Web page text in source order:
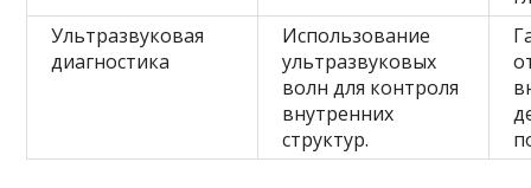
Ультразвуковая
диагностика
Использование
ультразвуковых
волн для контроля
внутренних
структур.